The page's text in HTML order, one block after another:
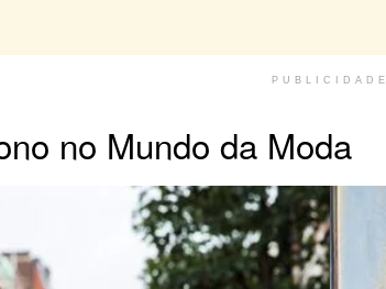
PUBLICIDADE
no Mundo da Moda